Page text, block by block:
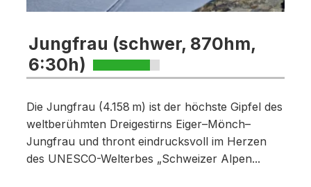
Jungfrau (schwer, 870hm,
6:30h)
Die Jungfrau (4.158 m) ist der höchste Gipfel des
weltberühmten Dreigestirns Eiger–Mönch–
Jungfrau und thront eindrucksvoll im Herzen
des UNESCO-Welterbes „Schweizer Alpen...